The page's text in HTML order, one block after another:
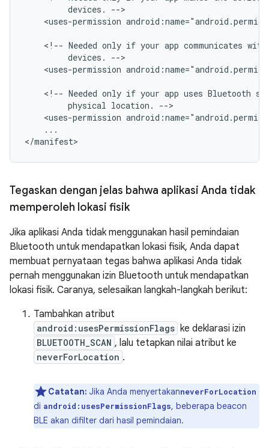
devices.
<uses-permission
<!-- Needed only if your app communicates with
devices.
<uses-permission
<!-- Needed only if your app uses Bluetooth
physical location.
<uses-permission
...
Tegaskan dengan jelas bahwa aplikasi Anda tidak
memperoleh lokasi fisik
Jika aplikasi Anda tidak menggunakan hasil pemindaian
Bluetooth untuk mendapatkan lokasi fisik, Anda dapat
membuat pernyataan tegas bahwa aplikasi Anda tidak
pernah menggunakan izin Bluetooth untuk mendapatkan
lokasi fisik. Caranya, selesaikan langkah-langkah berikut:
Tambahkan atribut
android:usesPermissionFlags ke deklarasi izin
BLUETOOTH_SCAN , lalu tetapkan nilai atribut ke
neverForLocation .
Catatan: Jika Anda menyertakanneverForLocation
di android:usesPermissionFlags, beberapa beacon
BLE akan difilter dari hasil pemindaian.